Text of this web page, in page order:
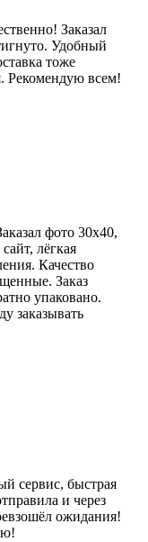
Заказал
Удобный
тоже
Рекомендую всем!
фото 30х40,
лёгкая
Качество
Заказ
упаковано.
заказывать
сервис, быстрая
и через
ожидания!